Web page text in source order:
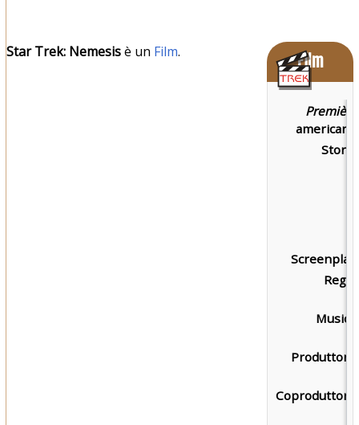
Film
Première
americana:
Storia:
Screenplay:
Regia:
Musica:
Produttore:
Coproduttore:
Star Trek: Nemesisè un Film.